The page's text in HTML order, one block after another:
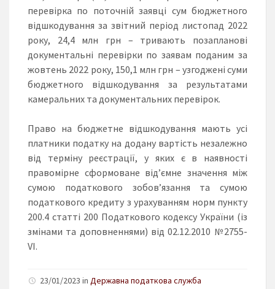
перевірка по поточній заявці сум бюджетного
відшкодування за звітний період листопад 2022
року, 24,4 млн грн – тривають позапланові
документальні перевірки по заявам поданим за
жовтень 2022 року, 150,1 млн грн – узгоджені суми
бюджетного відшкодування за результатами
камеральних та документальних перевірок.
Право на бюджетне відшкодування мають усі
платники податку на додану вартість незалежно
від терміну реєстрації, у яких є в наявності
правомірне сформоване від’ємне значення між
сумою податкового зобов’язання та сумою
податкового кредиту з урахуванням норм пункту
200.4 статті 200 Податкового кодексу України (із
змінами та доповненнями) від 02.12.2010 №2755-
VІ.
23/01/2023 in Державна податкова служба